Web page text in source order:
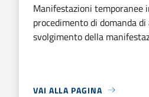
Manifestazioni temporanee
procedimento di domanda
svolgimento della
VAI ALLA PAGINA